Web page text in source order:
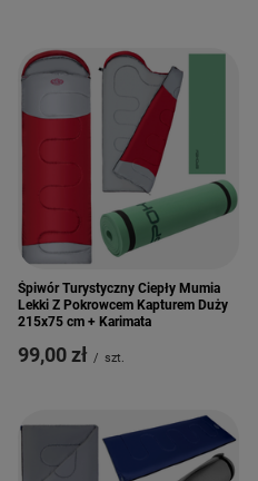
Śpiwór Turystyczny Ciepły Mumia
Lekki Z Pokrowcem Kapturem Duży
215x75 cm + Karimata
99,00 zł / szt.